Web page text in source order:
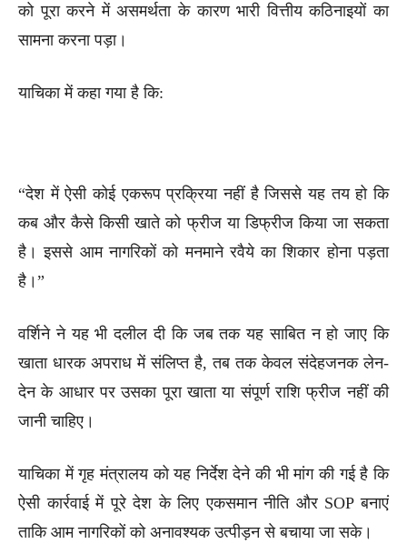
को पूरा करने में असमर्थता के कारण भारी वित्तीय कठिनाइयों का
सामना करना पड़ा।
याचिका में कहा गया है कि:
“देश में ऐसी कोई एकरूप प्रक्रिया नहीं है जिससे यह तय हो कि
कब और कैसे किसी खाते को फ्रीज या डिफ्रीज किया जा सकता
है। इससे आम नागरिकों को मनमाने रवैये का शिकार होना पड़ता
है।”
वर्शिने ने यह भी दलील दी कि जब तक यह साबित न हो जाए कि
खाता धारक अपराध में संलिप्त है, तब तक केवल संदेहजनक लेन-
देन के आधार पर उसका पूरा खाता या संपूर्ण राशि फ्रीज नहीं की
जानी चाहिए।
याचिका में गृह मंत्रालय को यह निर्देश देने की भी मांग की गई है कि
ऐसी कार्रवाई में पूरे देश के लिए एकसमान नीति और SOP बनाएं
ताकि आम नागरिकों को अनावश्यक उत्पीड़न से बचाया जा सके।